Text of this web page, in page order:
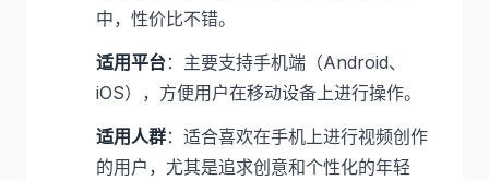
中，性价比不错。
适用平台：主要支持手机端（Android、
iOS），方便用户在移动设备上进行操作。
适用人群：适合喜欢在手机上进行视频创作
的用户，尤其是追求创意和个性化的年轻